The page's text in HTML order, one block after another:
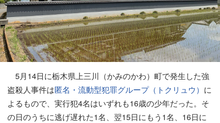
5月14日に栃木県上三川（かみのかわ）町で発生した強
盗殺人事件は匿名・流動型犯罪グループ（トクリュウ） に
よるもので、実行犯4名はいずれも16歳の少年だった。そ
の日のうちに逃げ遅れた1名、翌15日にもう1名、16日に